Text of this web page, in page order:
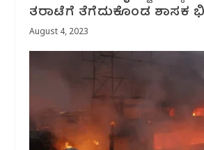
ತರಾಟೆಗೆ ತೆಗೆದುಕೊಂಡ ಶಾಸಕ
August 4, 2023